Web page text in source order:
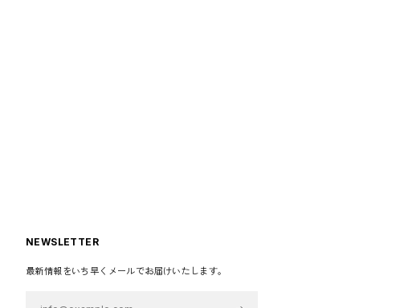
NEWSLETTER
最新情報をいち早くメールでお届けいたします。